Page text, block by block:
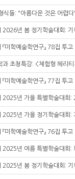
식들: "아름다운 것은 어렵
미학예술학연구』 78집 투고
과 초청특강: <체험형 헤리
미학예술학연구』 77집 투고
미학예술학연구』 76집 투고